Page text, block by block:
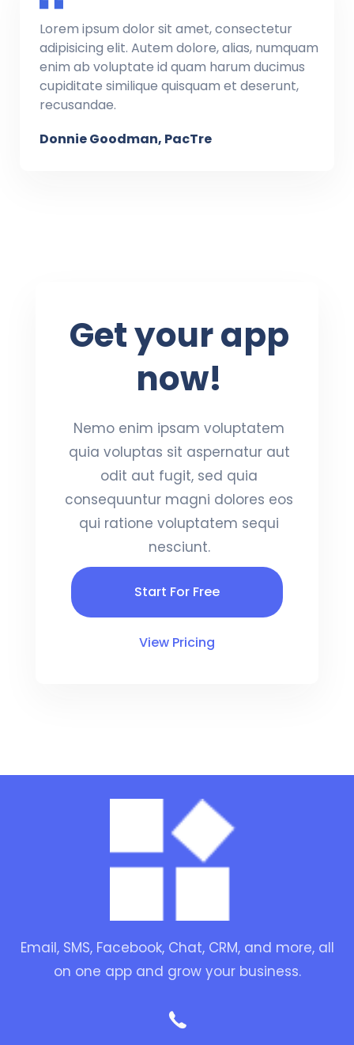
Lorem ipsum dolor sit amet, consectetur
adipisicing elit. Autem dolore, alias, numquam
enim ab voluptate id quam harum ducimus
cupiditate similique quisquam et deserunt,
recusandae.
Donnie Goodman, PacTre
Get your app
now!
Nemo enim ipsam voluptatem
quia voluptas sit aspernatur aut
odit aut fugit, sed quia
consequuntur magni dolores eos
qui ratione voluptatem sequi
nesciunt.
Start For Free
View Pricing
Email, SMS, Facebook, Chat, CRM, and more, all
on one app and grow your business.